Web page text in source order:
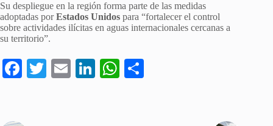
Su despliegue en la región forma parte de las medidas
adoptadas porEstados Unidos para “fortalecer el control
sobre actividades ilícitas en aguas internacionales cercanas a
su territorio”.
Fa T
E
Li
W